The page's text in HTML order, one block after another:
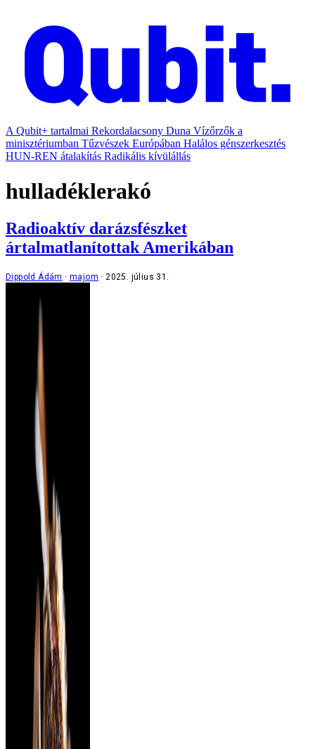
A Qubit+ tartalmai Rekordalacsony Duna Vízőrzők a
minisztériumban Tűzvészek Európában Halálos génszerkesztés
HUN-REN átalakítás Radikális kívülállás
hulladéklerakó
Radioaktív darázsfészket
ártalmatlanítottak Amerikában
Dippold Ádám majom 2025. július 31.